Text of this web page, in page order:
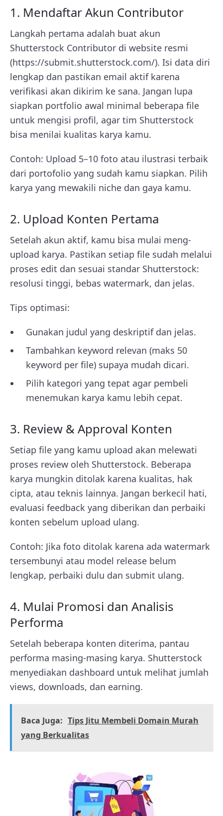
1. Mendaftar Akun Contributor
Langkah pertama adalah buat akun
Shutterstock Contributor di website resmi
(https://submit.shutterstock.com/). Isi data diri
lengkap dan pastikan email aktif karena
verifikasi akan dikirim ke sana. Jangan lupa
siapkan portfolio awal minimal beberapa file
untuk mengisi profil, agar tim Shutterstock
bisa menilai kualitas karya kamu.
Contoh: Upload 5–10 foto atau ilustrasi terbaik
dari portofolio yang sudah kamu siapkan. Pilih
karya yang mewakili niche dan gaya kamu.
2. Upload Konten Pertama
Setelah akun aktif, kamu bisa mulai meng-
upload karya. Pastikan setiap file sudah melalui
proses edit dan sesuai standar Shutterstock:
resolusi tinggi, bebas watermark, dan jelas.
Tips optimasi:
Gunakan judul yang deskriptif dan jelas.
Tambahkan keyword relevan (maks 50
keyword per file) supaya mudah dicari.
Pilih kategori yang tepat agar pembeli
menemukan karya kamu lebih cepat.
3. Review & Approval Konten
Setiap file yang kamu upload akan melewati
proses review oleh Shutterstock. Beberapa
karya mungkin ditolak karena kualitas, hak
cipta, atau teknis lainnya. Jangan berkecil hati,
evaluasi feedback yang diberikan dan perbaiki
konten sebelum upload ulang.
Contoh: Jika foto ditolak karena ada watermark
tersembunyi atau model release belum
lengkap, perbaiki dulu dan submit ulang.
4. Mulai Promosi dan Analisis
Performa
Setelah beberapa konten diterima, pantau
performa masing-masing karya. Shutterstock
menyediakan dashboard untuk melihat jumlah
views, downloads, dan earning.
Baca Juga: Tips Jitu Membeli Domain Murah
yang Berkualitas